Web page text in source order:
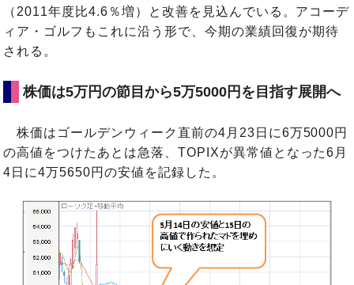
（2011年度比4.6％増）と改善を見込んでいる。アコーデ
ィア・ゴルフもこれに沿う形で、今期の業績回復が期待
される。
株価は5万円の節目から5万5000円を目指す展開へ
株価はゴールデンウィーク直前の4月23日に6万5000円
の高値をつけたあとは急落、TOPIXが異常値となった6月
4日に4万5650円の安値を記録した。